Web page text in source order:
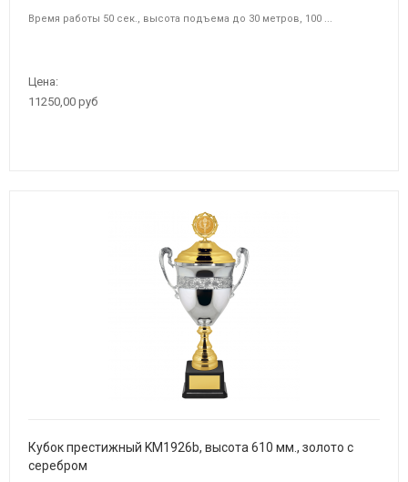
Время работы 50 сек., высота подъема до 30 метров, 100 ...
Цена:
11250,00 руб
Кубок престижный KM1926b, высота 610 мм., золото с
серебром